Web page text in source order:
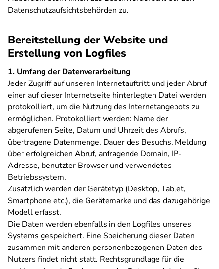
Datenschutzaufsichtsbehörden zu.
Bereitstellung der Website und
Erstellung von Logfiles
1. Umfang der Datenverarbeitung
Jeder Zugriff auf unseren Internetauftritt und jeder Abruf
einer auf dieser Internetseite hinterlegten Datei werden
protokolliert, um die Nutzung des Internetangebots zu
ermöglichen. Protokolliert werden: Name der
abgerufenen Seite, Datum und Uhrzeit des Abrufs,
übertragene Datenmenge, Dauer des Besuchs, Meldung
über erfolgreichen Abruf, anfragende Domain, IP-
Adresse, benutzter Browser und verwendetes
Betriebssystem.
Zusätzlich werden der Gerätetyp (Desktop, Tablet,
Smartphone etc.), die Gerätemarke und das dazugehörige
Modell erfasst.
Die Daten werden ebenfalls in den Logfiles unseres
Systems gespeichert. Eine Speicherung dieser Daten
zusammen mit anderen personenbezogenen Daten des
Nutzers findet nicht statt. Rechtsgrundlage für die